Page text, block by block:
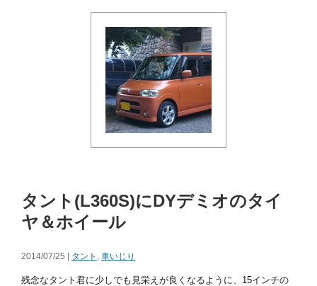
タント(L360S)にDYデミオのタイ
ヤ＆ホイール
2014/07/25 | タント , 車いじり
残念なタント君に少しでも見栄えが良くなるように、15インチの